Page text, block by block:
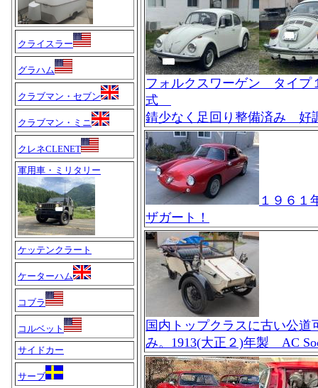
クライスラー
グラハム
クラブマン・セブン
クラブマン・ミニ
クレネCLENET
軍用車・ミリタリー
ケッテンクラート
ケーターハム
コブラ
コルベット
サイドカー
サーブ
フォルクスワーゲン タイ
式
錆少なく足回り整備済み
１９６
ザガート！
国内トップクラスに古い公
み。1913(大正２)年製 AC